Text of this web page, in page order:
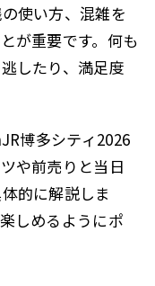
使い方、混雑を
が重要です。何も
したり、満足度
博多シティ2026
や前売りと当日
的に解説しま
しめるようにポ